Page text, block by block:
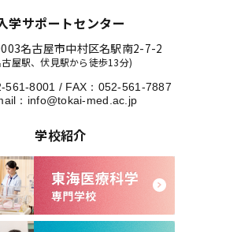
学サポートセンター
名古屋市中村区名駅南2-7-2
屋駅、伏見駅から徒歩13分)
561-8001 / FAX：052-561-7887
： info@tokai-med.ac.jp
学校紹介